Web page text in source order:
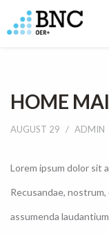
HOME
AUGUST 29 ADMIN
Lorem ipsum dolor sit
Recusandae,
assumenda